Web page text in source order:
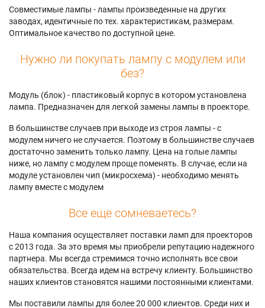
Совместимые лампы - лампы произведенные на других
заводах, идентичные по тех. характеристикам, размерам.
Оптимальное качество по доступной цене.
Нужно ли покупать лампу с модулем или
без?
Модуль (блок) - пластиковый корпус в котором установлена
лампа. Предназначен для легкой замены лампы в проекторе.
В большинстве случаев при выходе из строя лампы - с
модулем ничего не случается. Поэтому в большинстве случаев
достаточно заменить только лампу. Цена на голые лампы
ниже, но лампу с модулем проще поменять. В случае, если на
модуле установлен чип (микросхема) - необходимо менять
лампу вместе с модулем
Все еще сомневаетесь?
Наша компания осуществляет поставки ламп для проекторов
с 2013 года. За это время мы приобрели репутацию надежного
партнера. Мы всегда стремимся точно исполнять все свои
обязательства. Всегда идем на встречу клиенту. Большинство
наших клиентов становятся нашими постоянными клиентами.
Мы поставили лампы для более 20 000 клиентов. Среди них и